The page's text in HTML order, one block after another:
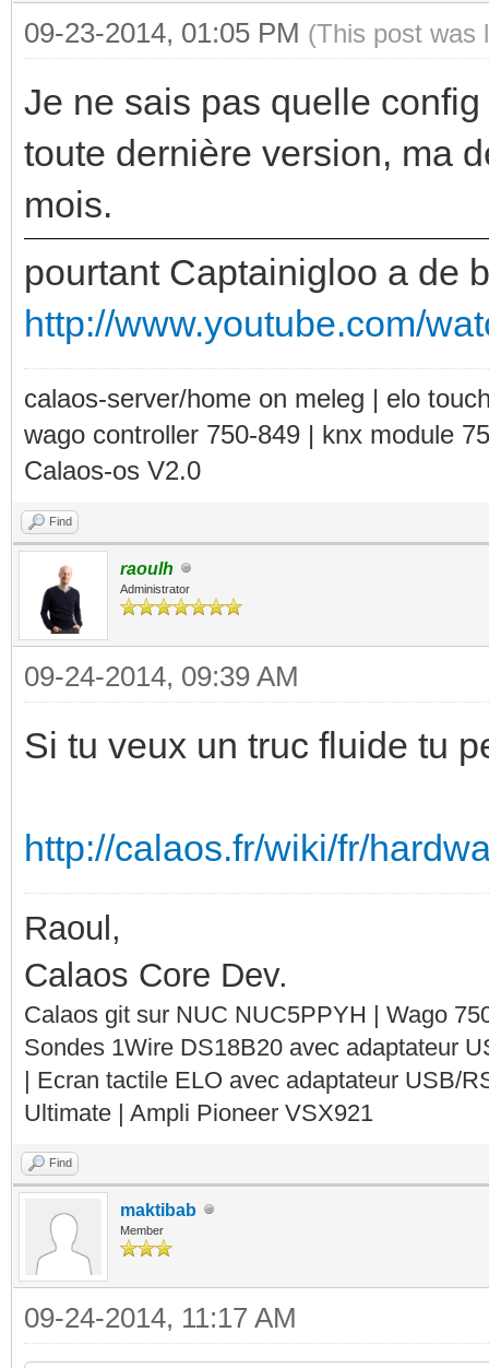
09-23-2014, 01:05 PM (This post was
Je ne sais pas quelle
toute dernière version, ma
mois.
pourtant Captainigloo a de
http://www.youtube.com/
calaos-server/home on meleg | elo
wago controller 750-849 | knx module
Calaos-os V2.0
Find
raoulh
Administrator
09-24-2014, 09:39 AM
Si tu veux un truc fluide tu
http://calaos.fr/wiki/fr/
Raoul,
Calaos Core Dev.
Calaos git sur NUC NUC5PPYH | Wago
Sondes 1Wire DS18B20 avec adaptateur
| Ecran tactile ELO avec adaptateur USB/
Ultimate | Ampli Pioneer VSX921
Find
maktibab
Member
09-24-2014, 11:17 AM